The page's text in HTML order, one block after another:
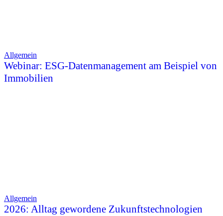
Allgemein
Webinar: ESG-Datenmanagement am Beispiel von
Immobilien
Allgemein
2026: Alltag gewordene Zukunftstechnologien